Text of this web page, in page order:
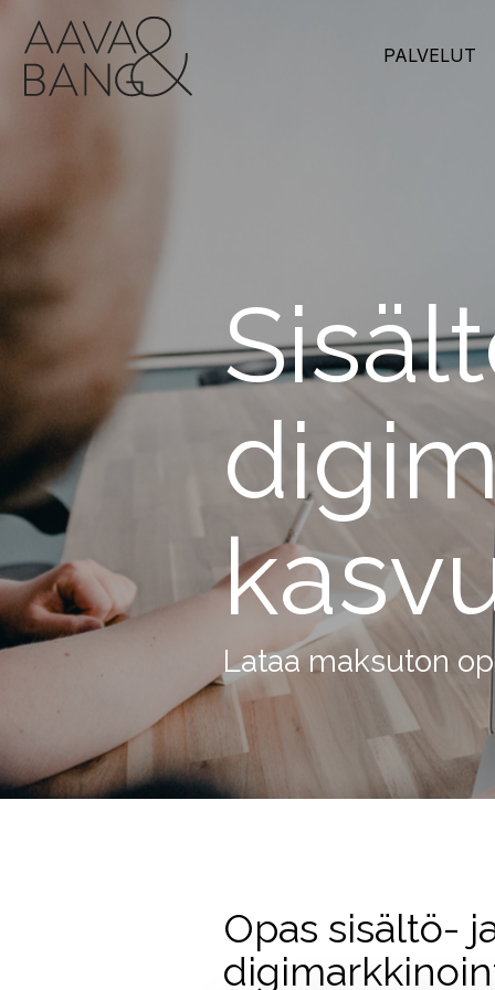
suoraan
sisältöön
PALVELUT
Lataa maksuton
Opas sisältö-